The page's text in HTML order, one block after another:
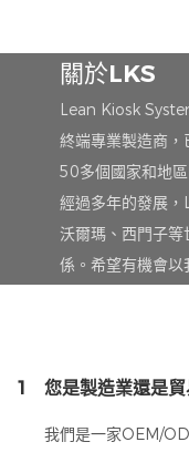
關於LKS
Lean Kiosk
終端專業製造商，
50多個國家和地
經過多年的發展，
沃爾瑪、西門子
係。希望有機會以
1 您是製造業還是貿
我們是一家OEM/